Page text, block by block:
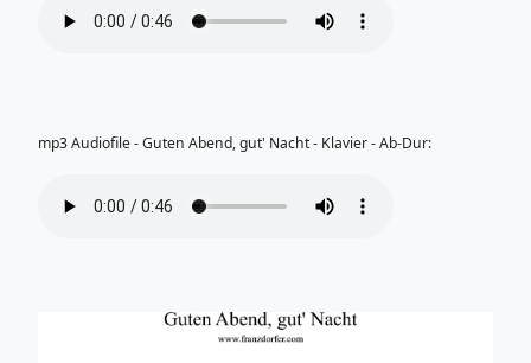
mp3 Audiofile - Guten Abend, gut' Nacht - Klavier - Ab-Dur: